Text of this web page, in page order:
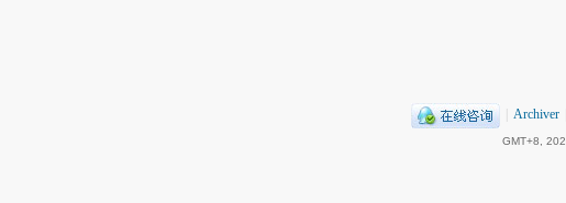
Archiver
GMT+8,